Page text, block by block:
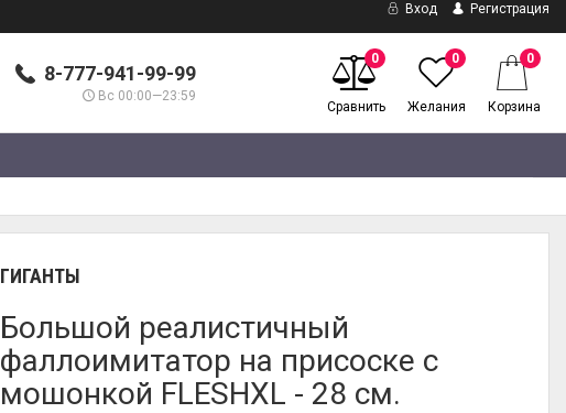
Вход Регистрация
8-777-941-99-99
Вс 00:00—23:59
0
Сравнить
0
Желания
0
Корзина
ГИГАНТЫ
Большой реалистичный
фаллоимитатор на присоске с
мошонкой FLESHXL - 28 см.